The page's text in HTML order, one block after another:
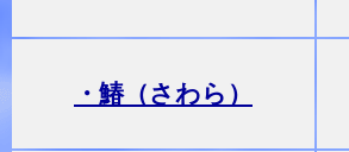
・鰆（さわら）